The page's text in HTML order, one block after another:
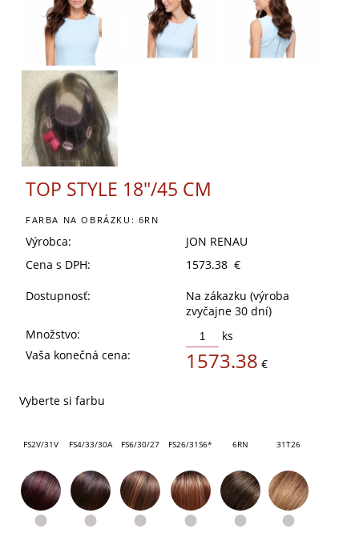
TOP STYLE 18"/45 CM
FARBA NA OBRÁZKU: 6RN
Výrobca:
JON RENAU
Cena s DPH:
1573.38 €
Dostupnosť:
Na zákazku (výroba
zvyčajne 30 dní)
Množstvo:
ks
Vaša konečná cena:
1573.38 €
Vyberte si farbu
FS2V/31V FS4/33/30A FS6/30/27 FS26/31S6* 6RN 31T26